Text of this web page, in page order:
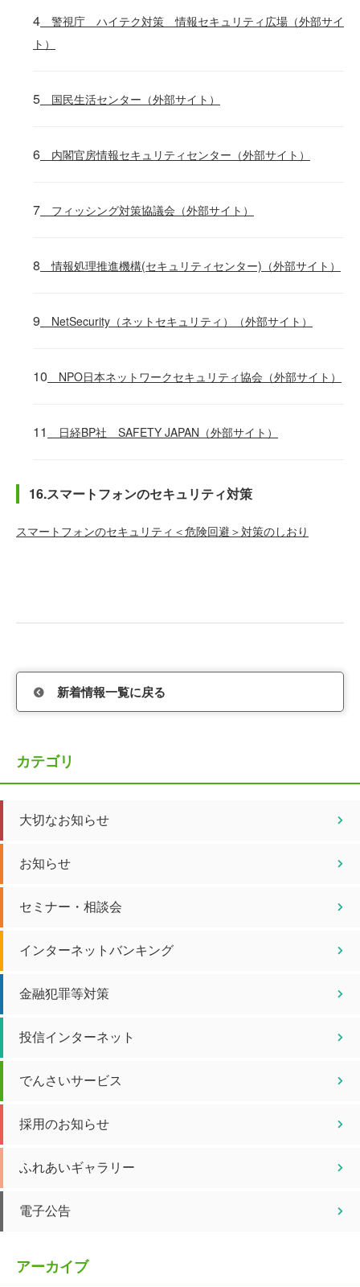
警視庁 ハイテク対策 情報セキュリティ広場（外部サイ
ト）
国民生活センター（外部サイト）
内閣官房情報セキュリティセンター（外部サイト）
フィッシング対策協議会（外部サイト）
情報処理推進機構(セキュリティセンター)（外部サイト）
NetSecurity（ネットセキュリティ）（外部サイト）
NPO日本ネットワークセキュリティ協会（外部サイト）
日経BP社 SAFETY JAPAN（外部サイト）
16.スマートフォンのセキュリティ対策
スマートフォンのセキュリティ＜危険回避＞対策のしおり
新着情報一覧に戻る
カテゴリ
大切なお知らせ
お知らせ
セミナー・相談会
インターネットバンキング
金融犯罪等対策
投信インターネット
でんさいサービス
採用のお知らせ
ふれあいギャラリー
電子公告
アーカイブ